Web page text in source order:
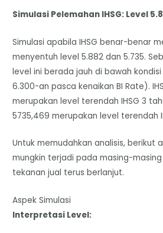
Simulasi Pelemahan IHSG: Level
Simulasi apabila IHSG benar-benar
menyentuh level 5.882 dan 5.735.
level ini berada jauh di bawah
6.300-an pasca kenaikan BI Rate).
merupakan level terendah IHSG 3
5735,469 merupakan level terendah
Untuk memudahkan analisis, berikut
mungkin terjadi pada masing-
tekanan jual terus berlanjut.
Aspek Simulasi
Interpretasi Level: